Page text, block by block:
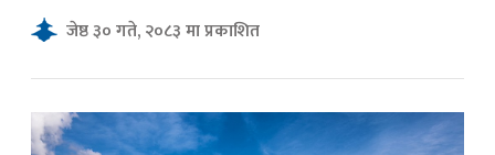
समाचार
समाचार
जेष्ठ ३० गते, २०८३ मा प्रकाशित